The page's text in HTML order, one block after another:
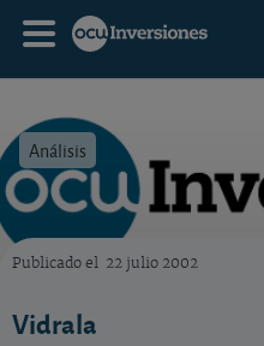
Análisis
Publicado el 22 julio 2002
Vidrala